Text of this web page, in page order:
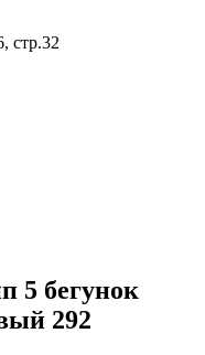
стр.32
5 бегунок
292